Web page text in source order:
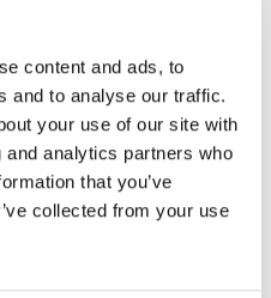
content and ads, to
and to analyse our traffic.
your use of our site with
analytics partners who
that you’ve
collected from your use
pestaña